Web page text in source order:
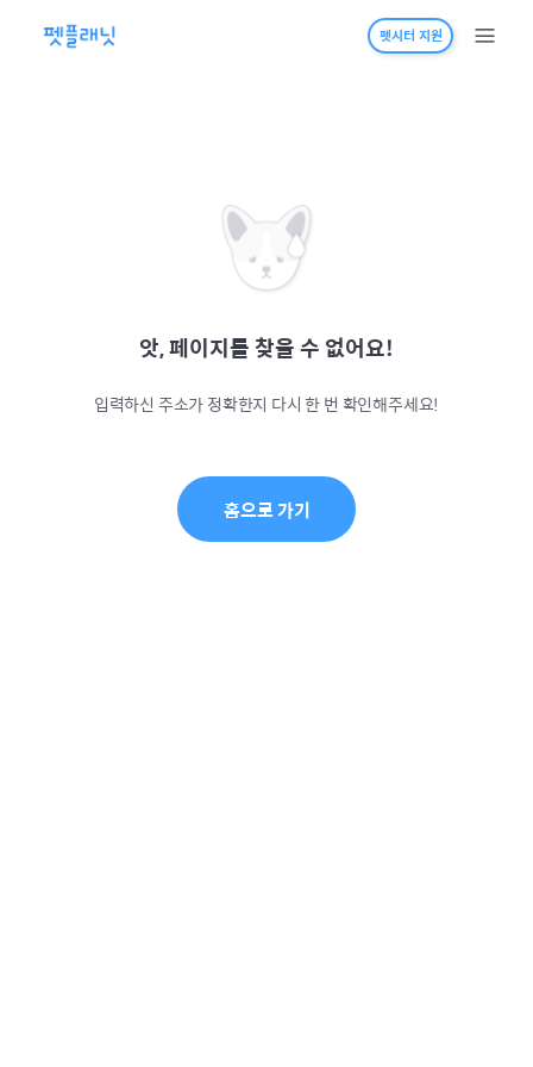
펫시터 지원
앗, 페이지를 찾을 수 없어요!
입력하신 주소가 정확한지 다시 한 번 확인해주세요!
홈으로 가기